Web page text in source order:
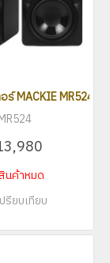
ร์ MACKIE MR524
นค้าหมด
รียบเทียบ